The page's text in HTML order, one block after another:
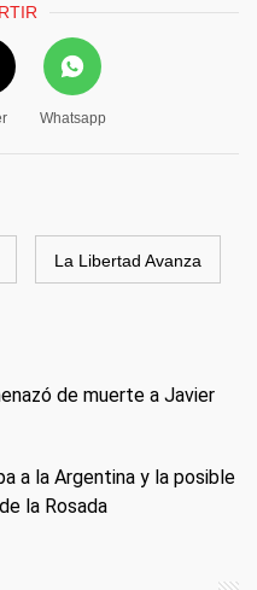
Whatsapp
La Libertad Avanza
de muerte a Javier
a la Argentina y la posible
la Rosada